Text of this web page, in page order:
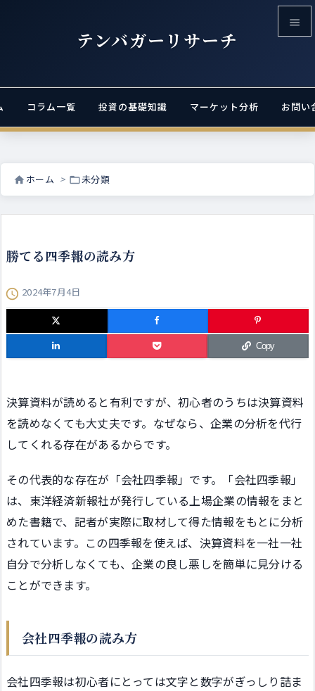
テンバガーリサーチ
コラム一覧 投資の基礎知識 マーケット分析 お問い

サイド


 ホーム > 未分類
勝てる四季報の読み方
 2024年7月4日
Copy
決算資料が読めると有利ですが、初心者のうちは決算資料
を読めなくても大丈夫です。なぜなら、企業の分析を代行
してくれる存在があるからです。
その代表的な存在が「会社四季報」です。「会社四季報」
は、東洋経済新報社が発行している上場企業の情報をまと
めた書籍で、記者が実際に取材して得た情報をもとに分析
されています。この四季報を使えば、決算資料を一社一社
自分で分析しなくても、企業の良し悪しを簡単に見分ける
ことができます。
会社四季報の読み方
会社四季報は初心者にとっては文字と数字がぎっしり詰ま